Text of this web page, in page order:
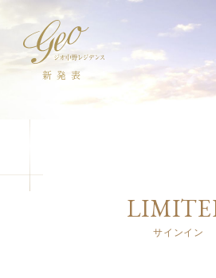
新発表
サインイン